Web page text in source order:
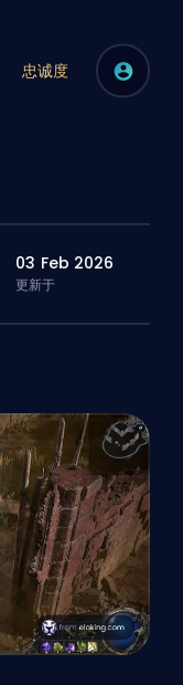
忠诚度
03 Feb 2026
更新于